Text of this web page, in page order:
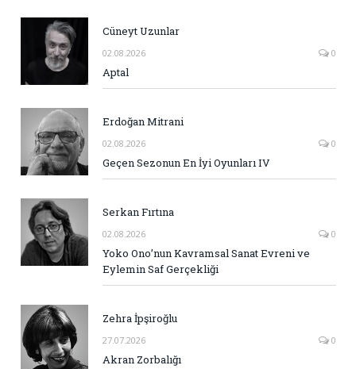
Cüneyt Uzunlar
02.08.2026 0
Aptal
Erdoğan Mitrani
02.08.2026 0
Geçen Sezonun En İyi Oyunları IV
Serkan Fırtına
02.08.2026 0
Yoko Ono’nun Kavramsal Sanat Evreni ve
Eylemin Saf Gerçekliği
Zehra İpşiroğlu
27.07.2026 0
Akran Zorbalığı